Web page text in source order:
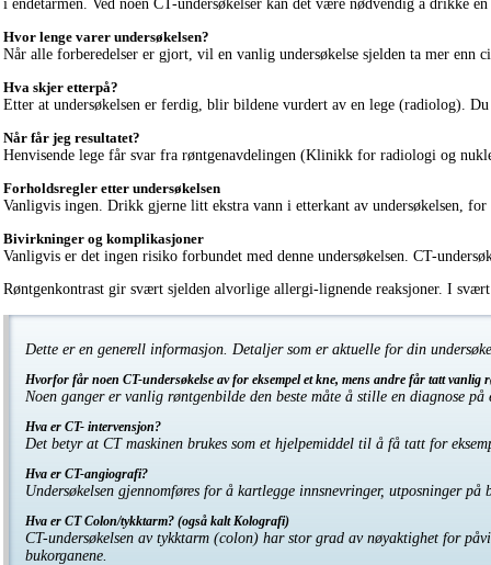
i endetarmen. Ved noen CT-undersøkelser kan det være nødvendig å drikke
Hvor lenge varer undersøkelsen?
Når alle forberedelser er gjort, vil en vanlig undersøkelse sjelden ta mer enn
Hva skjer etterpå?
Etter at undersøkelsen er ferdig, blir bildene vurdert av en lege (radiolog).
Når får jeg resultatet?
Henvisende lege får svar fra røntgenavdelingen (Klinikk for radiologi og
Forholdsregler etter undersøkelsen
Vanligvis ingen. Drikk gjerne litt ekstra vann i etterkant av undersøkelsen,
Bivirkninger og komplikasjoner
Vanligvis er det ingen risiko forbundet med denne undersøkelsen. CT-
Røntgenkontrast gir svært sjelden alvorlige allergi-lignende reaksjoner. I
Dette er en generell informasjon. Detaljer som er aktuelle for din
Hvorfor får noen CT-undersøkelse av for eksempel et kne, mens andre får tatt vanlig
Noen ganger er vanlig røntgenbilde den beste måte å stille en diagnose
Hva er CT- intervensjon?
Det betyr at CT maskinen brukes som et hjelpemiddel til å få tatt for
Hva er CT-angiografi?
Undersøkelsen gjennomføres for å kartlegge innsnevringer, utposninger
Hva er CT Colon/tykktarm? (også kalt Kolografi)
CT-undersøkelsen av tykktarm (colon) har stor grad av nøyaktighet for
bukorganene.